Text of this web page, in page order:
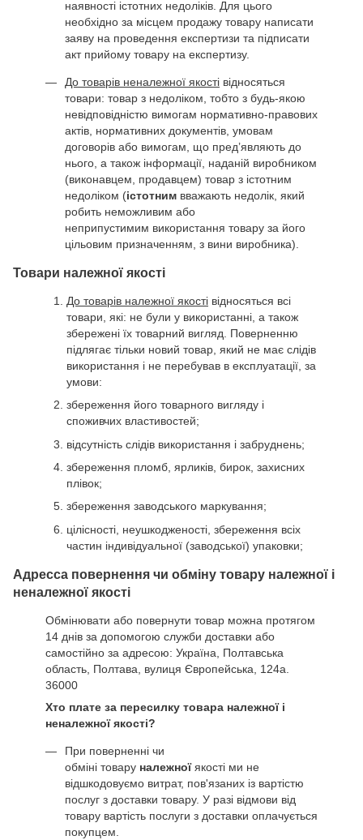
наявності істотних недоліків. Для цього
необхідно за місцем продажу товару написати
заяву на проведення експертизи та підписати
акт прийому товару на експертизу.
До товарів неналежної якості відносяться
товари: товар з недоліком, тобто з будь-якою
невідповідністю вимогам нормативно-правових
актів, нормативних документів, умовам
договорів або вимогам, що пред’являють до
нього, а також інформації, наданій виробником
(виконавцем, продавцем) товар з істотним
недоліком (істотним вважають недолік, який
робить неможливим або
неприпустимим використання товару за його
цільовим призначенням, з вини виробника).
Товари належної якості
До товарів належної якості відносяться всі
товари, які: не були у використанні, а також
збережені їх товарний вигляд. Поверненню
підлягає тільки новий товар, який не має слідів
використання і не перебував в експлуатації, за
умови:
збереження його товарного вигляду і
споживчих властивостей;
відсутність слідів використання і забруднень;
збереження пломб, ярликів, бирок, захисних
плівок;
збереження заводського маркування;
цілісності, неушкодженості, збереження всіх
частин індивідуальної (заводської) упаковки;
Адресса повернення чи обміну товару належної і
неналежної якості
Обмінювати або повернути товар можна протягом
14 днів за допомогою служби доставки або
самостійно за адресою: Україна, Полтавська
область, Полтава, вулиця Європейська, 124а.
36000
Хто плате за пересилку товара належної і
неналежної якості?
При поверненні чи
обміні товару належноїякості ми не
відшкодовуємо витрат, пов'язаних із вартістю
послуг з доставки товару. У разі відмови від
товару вартість послуги з доставки оплачується
покупцем.